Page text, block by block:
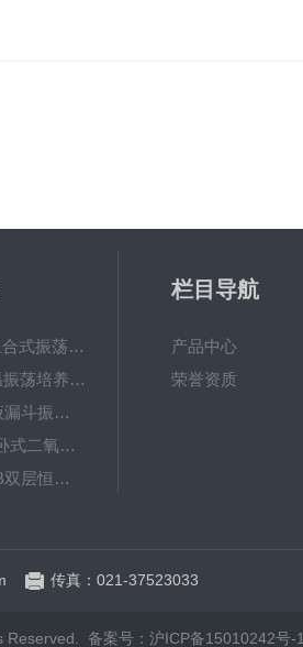
QHZ-123B组合式振荡培养箱
TS-111D全温振荡培养摇床
JTLDZ-6分液漏斗振荡器
TS-211CO2卧式二氧化碳光照恒温摇床
ZHWY-1112B双层恒温培养摇床
栏目导航
产品中心
荣誉资质
传真：021-37523033
Reserved. 备案号：沪ICP备15010242号-1